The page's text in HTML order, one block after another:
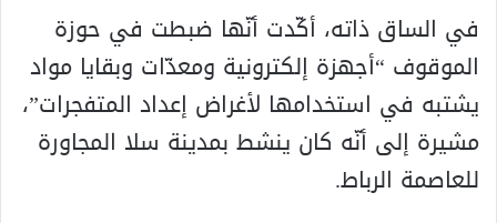
في الساق ذاته، أكّدت أنّها ضبطت في حوزة
الموقوف “أجهزة إلكترونية ومعدّات وبقايا مواد
يشتبه في استخدامها لأغراض إعداد المتفجرات”،
مشيرة إلى أنّه كان ينشط بمدينة سلا المجاورة
للعاصمة الرباط.